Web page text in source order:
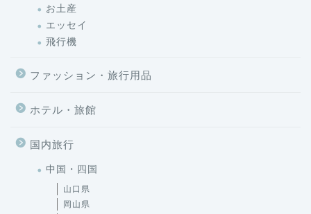
お土産
エッセイ
飛行機
ファッション・旅行用品
ホテル・旅館
国内旅行
中国・四国
山口県
岡山県